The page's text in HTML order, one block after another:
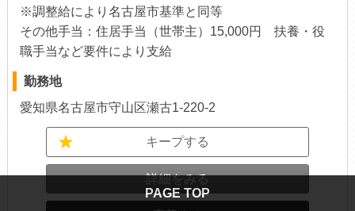
※調整給により名古屋市基準と同等
その他手当：住居手当（世帯主）15,000円 扶養・役
職手当など要件により支給
勤務地
愛知県名古屋市守山区瀬古1-220-2
キープする
詳細をみる
PAGE TOP